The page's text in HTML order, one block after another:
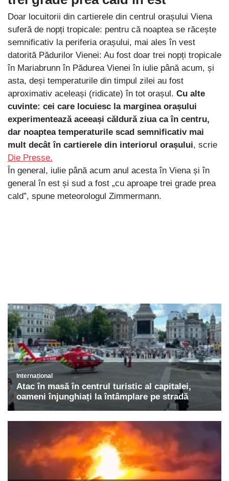
Doar locuitorii din cartierele din centrul orașului Viena
suferă de nopți tropicale: pentru că noaptea se răcește
semnificativ la periferia orașului, mai ales în vest
datorită Pădurilor Vienei: Au fost doar trei nopți tropicale
în Mariabrunn în Pădurea Vienei în iulie până acum, și
asta, deși temperaturile din timpul zilei au fost
aproximativ aceleași (ridicate) în tot orașul. Cu alte
cuvinte: cei care locuiesc la marginea orașului
experimentează aceeași căldură ziua ca în centru,
dar noaptea temperaturile scad semnificativ mai
mult decât în ​​cartierele din interiorul orașului, scrie
Die Presse.
În general, iulie până acum anul acesta în Viena și în
general în est și sud a fost „cu aproape trei grade prea
cald”, spune meteorologul Zimmermann.